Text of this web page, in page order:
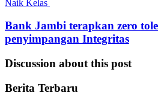
Bank Jambi terapkan zero
penyimpangan Integritas
Discussion about this post
Berita Terbaru